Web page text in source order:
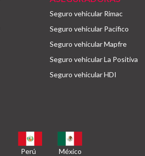
Seguro vehicular Rimac
Seguro vehicular Pacífico
Seguro vehicular Mapfre
Seguro vehicular La Positiva
Seguro vehicular HDI
Perú México